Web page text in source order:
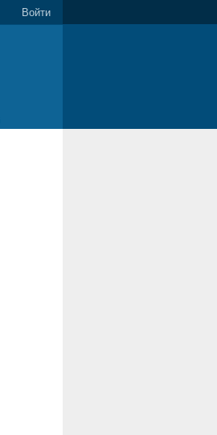
Войти